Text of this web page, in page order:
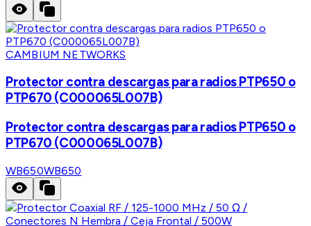
CAMBIUM NETWORKS
Protector contra descargas para radios PTP650 o
PTP670 (C000065L007B)
Protector contra descargas para radios PTP650 o
PTP670 (C000065L007B)
WB650WB650